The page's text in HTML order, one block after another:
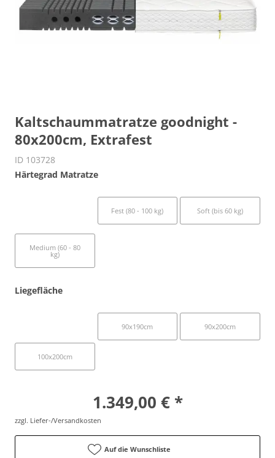
Kaltschaummatratze goodnight -
80x200cm, Extrafest
ID 103728
Härtegrad Matratze
Fest (80 - 100 kg) Soft (bis 60 kg)
Medium (60 - 80
kg)
Liegefläche
90x190cm 90x200cm
100x200cm
1.349,00 € *
zzgl. Liefer-/Versandkosten
Auf die Wunschliste